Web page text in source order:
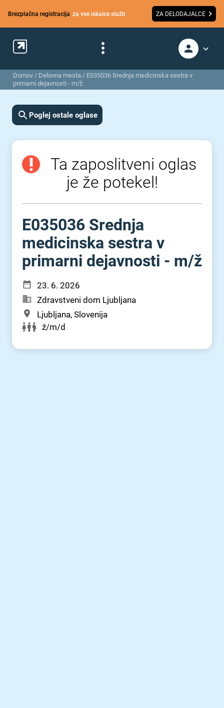
Brezplačna registracija za vse iskalce služb ZA DELODAJALCE
Domov / Delovna mesta / E035036 Srednja medicinska sestra v
primarni dejavnosti - m/ž
Poglej ostale oglase
Ta zaposlitveni oglas
je že potekel!
E035036 Srednja
medicinska sestra v
primarni dejavnosti - m⁠/⁠ž
23. 6. 2026
Zdravstveni dom Ljubljana
Ljubljana, Slovenija
ž/m/d